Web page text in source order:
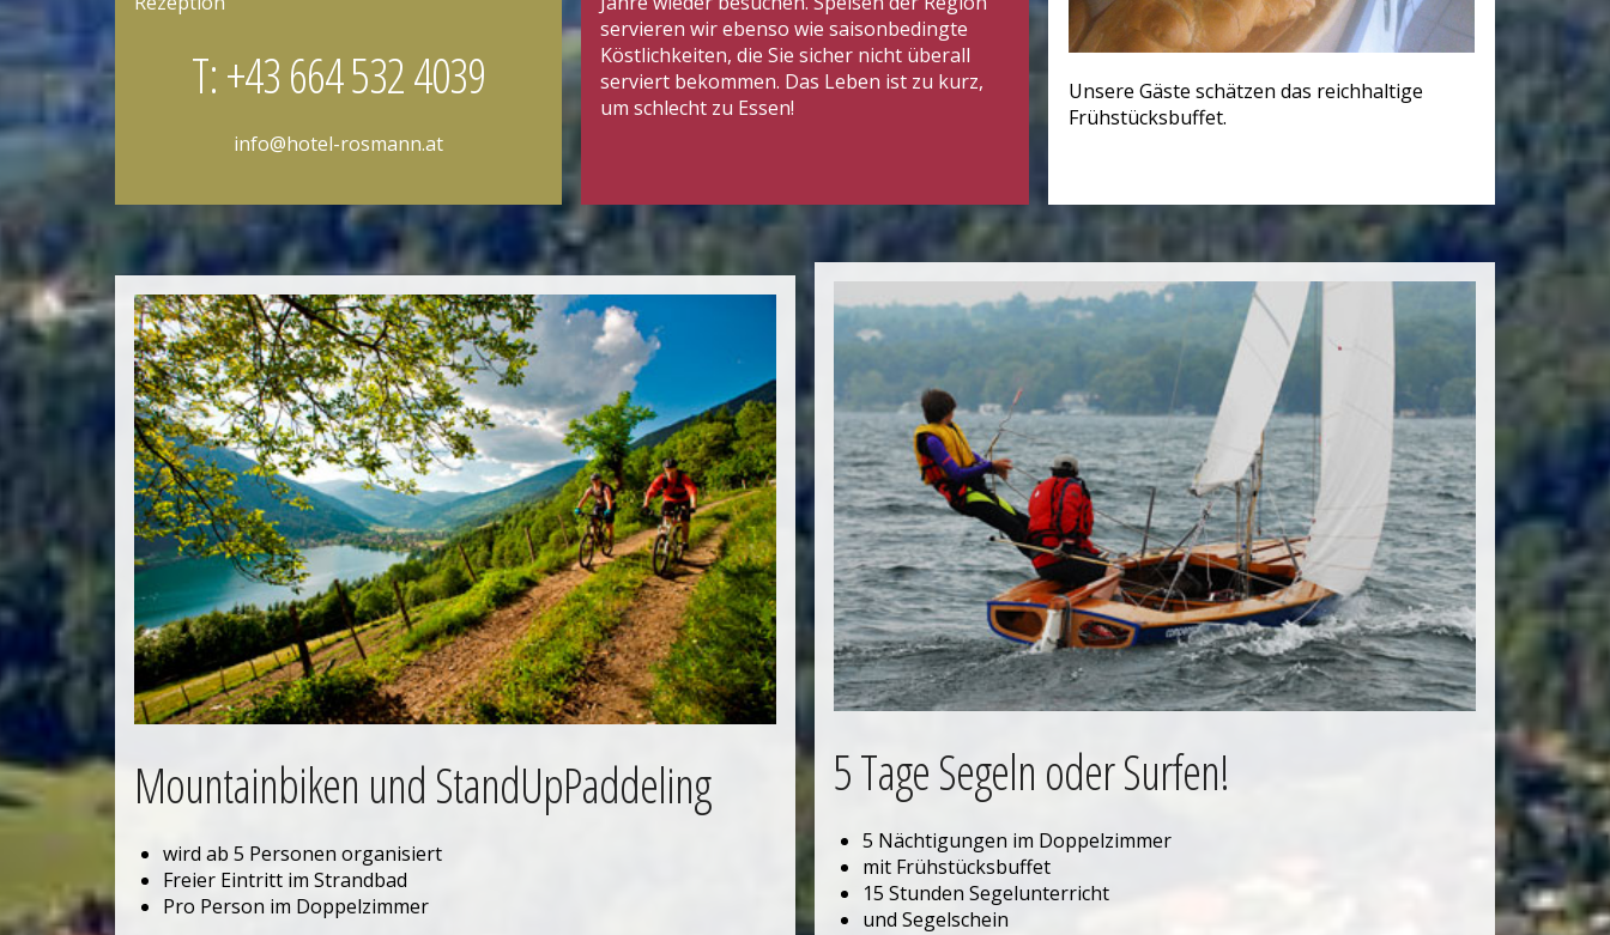
T: +43 664 532 4039
info@hotel-rosmann.at
servieren wir ebenso wie saisonbedingte
Köstlichkeiten, die Sie sicher nicht überall
serviert bekommen. Das Leben ist zu kurz,
um schlecht zu Essen!
Unsere Gäste schätzen das reichhaltige
Frühstücksbuffet.
Mountainbiken und StandUpPaddeling
wird ab 5 Personen organisiert
Freier Eintritt im Strandbad
Pro Person im Doppelzimmer
5 Tage Segeln oder Surfen!
5 Nächtigungen im Doppelzimmer
mit Frühstücksbuffet
15 Stunden Segelunterricht
und Segelschein